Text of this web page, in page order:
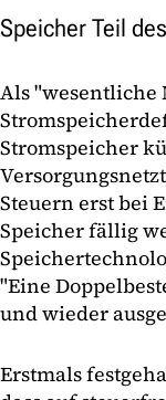
Speicher Teil
Als "wesentliche
Stromspeicher
Steuern erst bei
Speicher fällig
"Eine
und wieder
Erstmals